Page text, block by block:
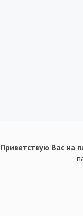
Приветствую Вас на